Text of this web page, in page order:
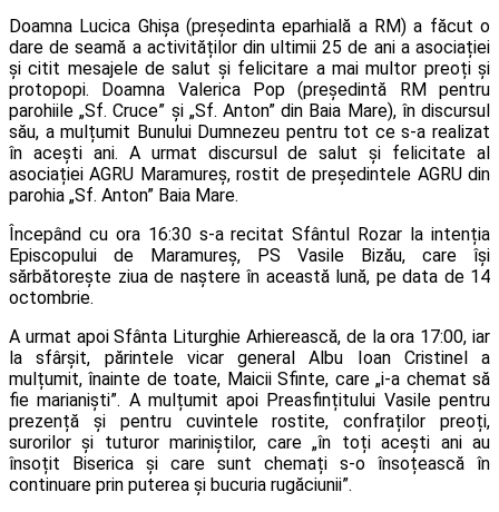
Doamna Lucica Ghișa (președinta eparhială a RM) a făcut o
dare de seamă a activităților din ultimii 25 de ani a asociației
și citit mesajele de salut și felicitare a mai multor preoți și
protopopi. Doamna Valerica Pop (președintă RM pentru
parohiile „Sf. Cruce” și „Sf. Anton” din Baia Mare), în discursul
său, a mulțumit Bunului Dumnezeu pentru tot ce s-a realizat
în acești ani. A urmat discursul de salut și felicitate al
asociației AGRU Maramureș, rostit de președintele AGRU din
parohia „Sf. Anton” Baia Mare.
Începând cu ora 16:30 s-a recitat Sfântul Rozar la intenția
Episcopului de Maramureș, PS Vasile Bizău, care își
sărbătorește ziua de naștere în această lună, pe data de 14
octombrie.
A urmat apoi Sfânta Liturghie Arhierească, de la ora 17:00, iar
la sfârșit, părintele vicar general Albu Ioan Cristinel a
mulțumit, înainte de toate, Maicii Sfinte, care „i-a chemat să
fie marianiști”. A mulțumit apoi Preasfințitului Vasile pentru
prezență și pentru cuvintele rostite, confraților preoți,
surorilor și tuturor mariniștilor, care „în toți acești ani au
însoțit Biserica și care sunt chemați s-o însoțească în
continuare prin puterea și bucuria rugăciunii”.